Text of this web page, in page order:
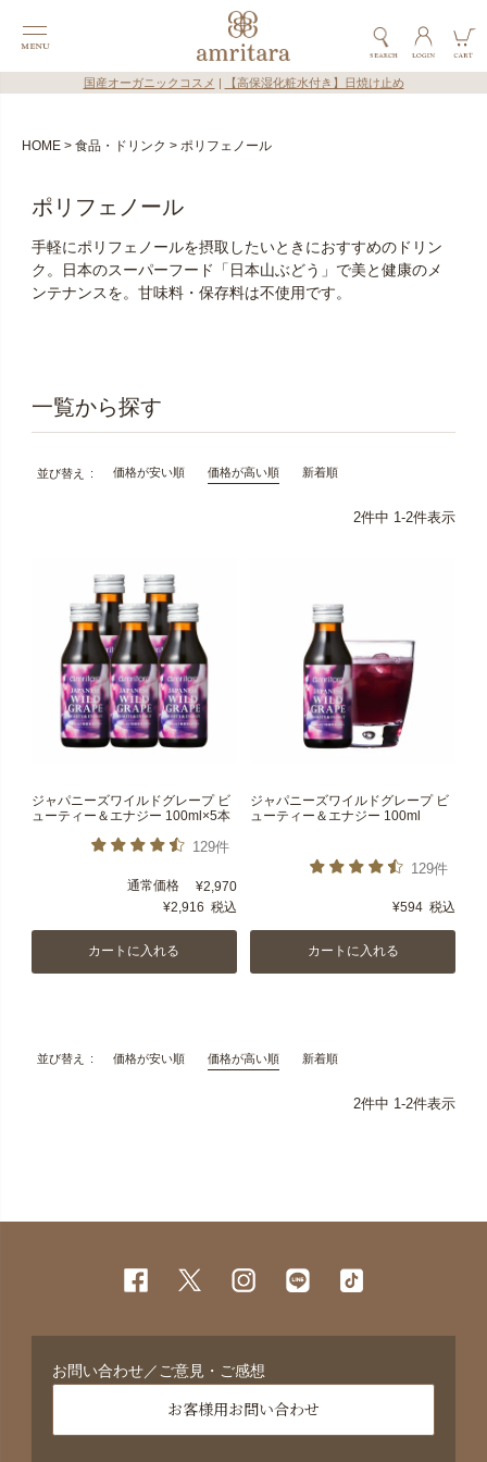
国産オーガニックコスメ 【高保湿化粧水付き】日焼け止め
HOME 食品・ドリンク ポリフェノール
ポリフェノール
手軽にポリフェノールを摂取したいときにおすすめのドリン
ク。日本のスーパーフード「日本山ぶどう」で美と健康のメ
ンテナンスを。甘味料・保存料は不使用です。
並び替え 価格が安い順 価格が高い順 新着順
2件中 1-2件表示
ジャパニーズワイルドグレープ ビ
ューティー＆エナジー 100ml×5本
129件
通常価格 ¥2,970
¥2,916 税込
カートに入れる
ジャパニーズワイルドグレープ ビ
ューティー＆エナジー 100ml
129件
¥594 税込
カートに入れる
並び替え 価格が安い順 価格が高い順 新着順
2件中 1-2件表示
お問い合わせ／ご意見・ご感想
お客様用お問い合わせ